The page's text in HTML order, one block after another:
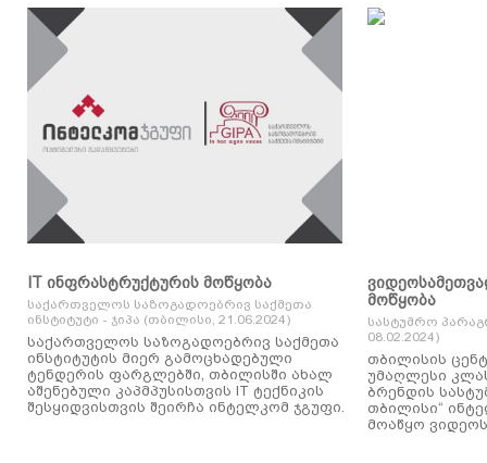
IT ინფრასტრუქტურის მოწყობა
საქართველოს საზოგადოებრივ საქმეთა
ინსტიტუტი - ჯიპა (თბილისი, 21.06.2024)
საქართველოს საზოგადოებრივ საქმეთა
ინსტიტუტის მიერ გამოცხადებული
ტენდერის ფარგლებში, თბილისში ახალ
აშენებული კაპმპუსისთვის IT ტექნიკის
შესყიდვისთვის შეირჩა ინტელკომ ჯგუფი.
მოწყობა
სასტუმრო
08.02.2024)
თბილისის
უმაღლესი
ბრენდის
თბილისი“
მოაწყო